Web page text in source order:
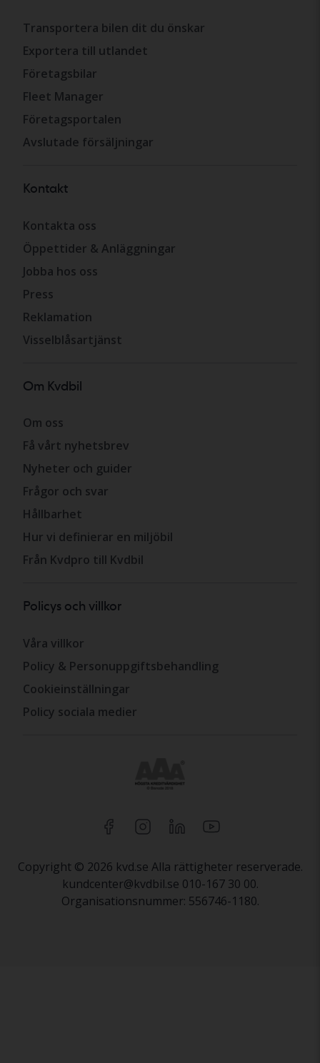
Transportera bilen dit du önskar
Exportera till utlandet
Företagsbilar
Fleet Manager
Företagsportalen
Avslutade försäljningar
Kontakt
Kontakta oss
Öppettider & Anläggningar
Jobba hos oss
Press
Reklamation
Visselblåsartjänst
Om Kvdbil
Om oss
Få vårt nyhetsbrev
Nyheter och guider
Frågor och svar
Hållbarhet
Hur vi definierar en miljöbil
Från Kvdpro till Kvdbil
Policys och villkor
Våra villkor
Policy & Personuppgiftsbehandling
Cookieinställningar
Policy sociala medier
Copyright © 2026 kvd.se Alla rättigheter reserverade.
kundcenter@kvdbil.se 010-167 30 00.
Organisationsnummer: 556746-1180.